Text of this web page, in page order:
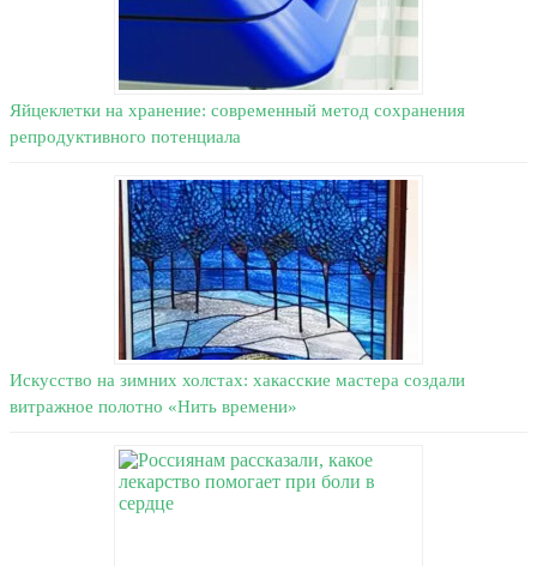
Яйцеклетки на хранение: современный метод сохранения
репродуктивного потенциала
Искусство на зимних холстах: хакасские мастера создали
витражное полотно «Нить времени»